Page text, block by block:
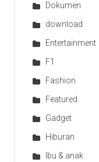
Dokumen
download
Entertainment
F1
Fashion
Featured
Gadget
Hiburan
Ibu & anak